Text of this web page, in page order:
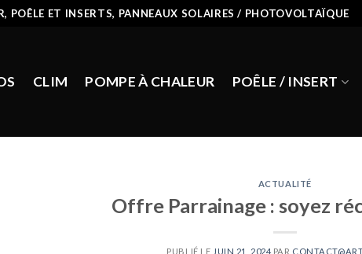
POÊLE ET INSERTS, PANNEAUX SOLAIRES / PHOTOVOLTAÏQUE
CLIM POMPE À CHALEUR POÊLE / INSERT
ACTUALITÉ
Offre Parrainage : soyez
PUBLIÉ LE JUIN 21, 2024 PAR